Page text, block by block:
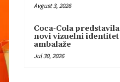
Avgust 3, 2026
Coca-Cola predstavila
novi vizuelni identitet
ambalaže
Jul 30, 2026